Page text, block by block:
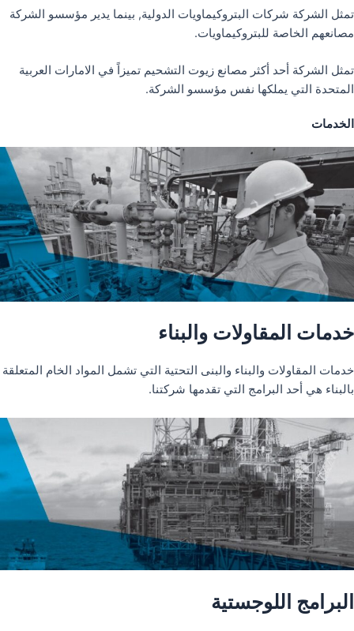
تمثل الشركة شركات البتروكيماويات الدولية, بينما يدير مؤسسو الشركة
مصانعهم الخاصة للبتروكيماويات.
تمثل الشركة أحد أكثر مصانع زيوت التشحيم تميزاً في الامارات العربية
المتحدة التي يملكها نفس مؤسسو الشركة.
الخدمات
خدمات المقاولات والبناء
خدمات المقاولات والبناء والبنى التحتية التي تشمل المواد الخام المتعلقة
بالبناء هي أحد البرامج التي تقدمها شركتنا.
البرامج اللوجستية